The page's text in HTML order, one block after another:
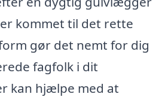
kommet til det rette
gør det nemt for dig
fagfolk i dit
kan hjælpe med at